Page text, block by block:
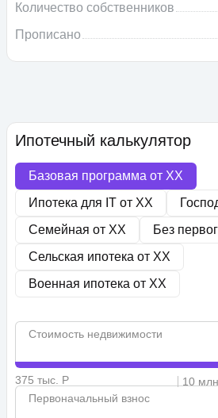
Количество собственников
Прописано
Ипотечный калькулятор
Базовая программа от XX
Ипотека для IT от XX
Семейная от XX Без
Сельская ипотека от XX
Военная ипотека от XX
Стоимость недвижимости
375 тыс. Р 10
Первоначальный взнос